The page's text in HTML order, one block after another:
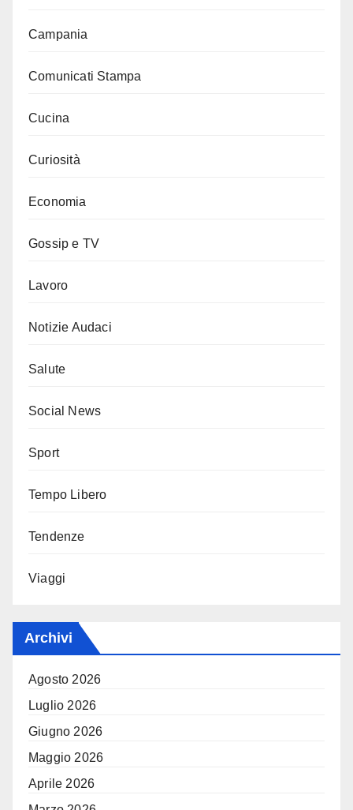
Campania
Comunicati Stampa
Cucina
Curiosità
Economia
Gossip e TV
Lavoro
Notizie Audaci
Salute
Social News
Sport
Tempo Libero
Tendenze
Viaggi
Archivi
Agosto 2026
Luglio 2026
Giugno 2026
Maggio 2026
Aprile 2026